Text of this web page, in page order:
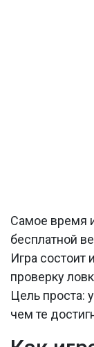
Самое время
бесплатной
Игра состоит
проверку
Цель проста:
чем те